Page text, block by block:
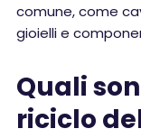
comune, come
gioielli e
Quali
riciclo